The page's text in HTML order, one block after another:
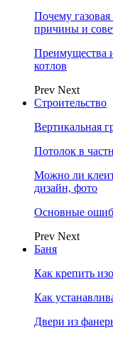
Почему
причины и
Преимущества
котлов
Prev Next
Строительство
Вертикальная
Потолок в
Можно ли
дизайн, фото
Основные
Prev Next
Баня
Как крепить
Как
Двери из